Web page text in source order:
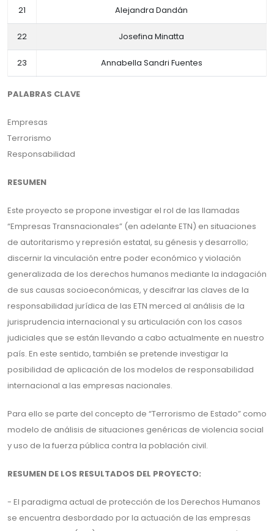
21 Alejandra Dandán
22 Josefina Minatta
23 Annabella Sandri Fuentes
PALABRAS CLAVE
Empresas
Terrorismo
Responsabilidad
RESUMEN
Este proyecto se propone investigar el rol de las llamadas
“Empresas Transnacionales” (en adelante ETN) en situaciones
de autoritarismo y represión estatal, su génesis y desarrollo;
discernir la vinculación entre poder económico y violación
generalizada de los derechos humanos mediante la indagación
de sus causas socioeconómicas, y descifrar las claves de la
responsabilidad jurídica de las ETN merced al análisis de la
jurisprudencia internacional y su articulación con los casos
judiciales que se están llevando a cabo actualmente en nuestro
país. En este sentido, también se pretende investigar la
posibilidad de aplicación de los modelos de responsabilidad
internacional a las empresas nacionales.
Para ello se parte del concepto de “Terrorismo de Estado” como
modelo de análisis de situaciones genéricas de violencia social
y uso de la fuerza pública contra la población civil.
RESUMEN DE LOS RESULTADOS DEL PROYECTO:
- El paradigma actual de protección de los Derechos Humanos
se encuentra desbordado por la actuación de las empresas